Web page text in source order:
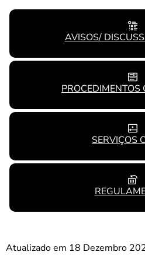
AVISOS/
SERVIÇOS
Atualizado em 18 Dezembro